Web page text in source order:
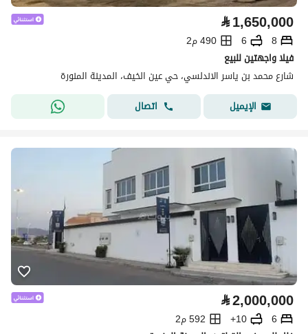
⃁1,650,000
8
6
490 م2
فيلا واجهتين للبيع
شارع محمد بن ياسر الاندلسي، حي عين الخيف، المدينة المنورة
الإيميل
اتصال
⃁2,000,000
6
10+
592 م2